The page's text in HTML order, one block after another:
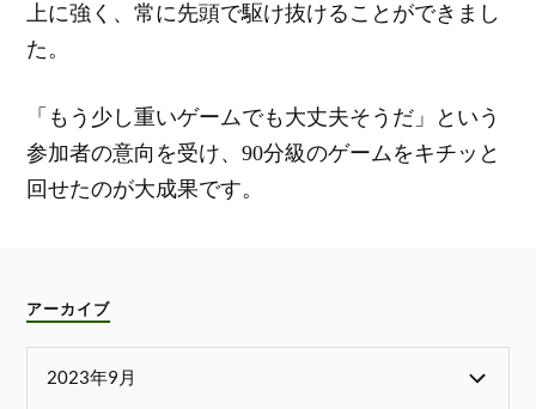
上に強く、常に先頭で駆け抜けることができまし
た。
「もう少し重いゲームでも大丈夫そうだ」という
参加者の意向を受け、90分級のゲームをキチッと
回せたのが大成果です。
アーカイブ